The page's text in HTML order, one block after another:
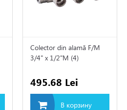
Colector din alamă F/M
3/4" х 1/2"M (4)
495.68 Lei
В корзину